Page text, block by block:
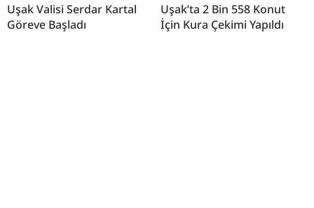
Uşak Valisi Serdar Kartal
Göreve Başladı
Uşak’ta 2 Bin 558 Konut
İçin Kura Çekimi Yapıldı